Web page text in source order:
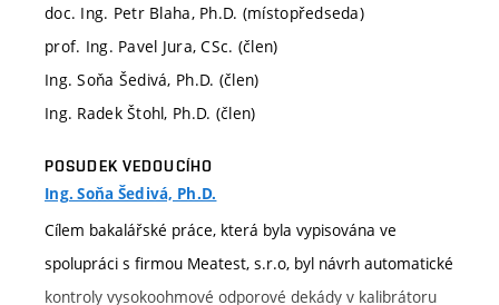
doc. Ing. Petr Blaha, Ph.D. (místopředseda)
prof. Ing. Pavel Jura, CSc. (člen)
Ing. Soňa Šedivá, Ph.D. (člen)
Ing. Radek Štohl, Ph.D. (člen)
POSUDEK VEDOUCÍHO
Ing. Soňa Šedivá, Ph.D.
Cílem bakalářské práce, která byla vypisována ve
spolupráci s firmou Meatest, s.r.o, byl návrh automatické
kontroly vysokoohmové odporové dekády v kalibrátoru